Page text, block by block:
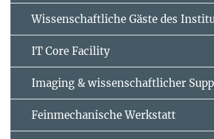
Wissenschaftliche Gäste des
IT Core Facility
Imaging & wissenschaftlicher
Feinmechanische Werkstatt